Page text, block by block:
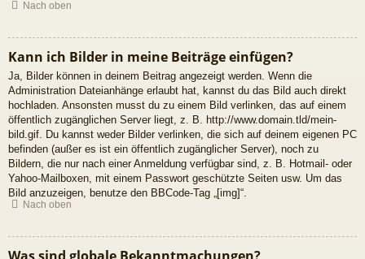
Nach oben
Kann ich Bilder in meine Beiträge einfügen?
Ja, Bilder können in deinem Beitrag angezeigt werden. Wenn die
Administration Dateianhänge erlaubt hat, kannst du das Bild auch direkt
hochladen. Ansonsten musst du zu einem Bild verlinken, das auf einem
öffentlich zugänglichen Server liegt, z. B. http://www.domain.tld/mein-
bild.gif. Du kannst weder Bilder verlinken, die sich auf deinem eigenen PC
befinden (außer es ist ein öffentlich zugänglicher Server), noch zu
Bildern, die nur nach einer Anmeldung verfügbar sind, z. B. Hotmail- oder
Yahoo-Mailboxen, mit einem Passwort geschützte Seiten usw. Um das
Bild anzuzeigen, benutze den BBCode-Tag „[img]“.
Nach oben